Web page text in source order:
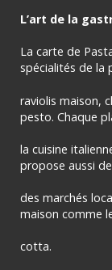
L’art de la
La carte de
spécialités de la
raviolis maison,
pesto. Chaque
la cuisine
propose aussi
des marchés
maison comme
cotta.